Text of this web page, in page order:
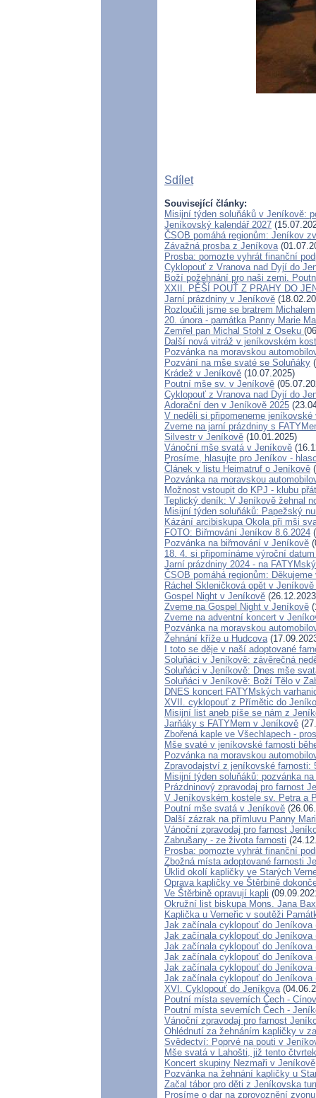
Sdílet
Související články:
Misijní týden soluňáků v Jeníkově:
Jeníkovský kalendář 2027
ČSOB pomáhá regionům: Jeníkov
Závažná prosba z Jeníkova
Prosba: pomozte vyhrát finanční
Cyklopouť z Vranova nad Dyjí do
Boží požehnání pro naši zemi.
XXII. PĚŠÍ POUŤ Z PRAHY DO
Jarní prázdniny v Jeníkově
Rozloučili jsme se bratrem Michalem
20. února - památka Panny Marie
Zemřel pan Michal Stohl z Oseku
Další nová vitráž v jeníkovském
Pozvánka na moravskou
Pozvání na mše svaté se Soluňáky
Krádež v Jeníkově (10.07.2025)
Poutní mše sv. v Jeníkově
Cyklopouť z Vranova nad Dyjí do
Adorační den v Jeníkově 2025
V neděli si připomeneme jeníkovské
Zveme na jarní prázdniny s
Silvestr v Jeníkově (10.01.2025)
Vánoční mše svatá v Jeníkově
Prosíme, hlasujte pro Jeníkov -
Článek v listu Heimatruf o Jeníkově
Pozvánka na moravskou
Možnost vstoupit do KPJ - klubu
Teplický deník: V Jeníkově žehnal
Misijní týden soluňáků: Papežský
Kázání arcibiskupa Okola při mši
FOTO: Biřmování Jeníkov 8.6.2024
Pozvánka na biřmování v Jeníkově
18. 4. si připomínáme výroční
Jarní prázdniny 2024 - na
ČSOB pomáhá regionům: Děkujeme
Ráchel Skleničková opět v
Gospel Night v Jeníkově
Zveme na Gospel Night v Jeníkově
Zveme na adventní koncert v
Pozvánka na moravskou
Žehnání kříže u Hudcova
I toto se děje v naší adoptované
Soluňáci v Jeníkově: závěrečná
Soluňáci v Jeníkově: Dnes mše
Soluňáci v Jeníkově: Boží Tělo v
DNES koncert FATYMských
XVII. cyklopouť z Přímětic do
Misijní list aneb píše se nám z
Jarňáky s FATYMem v Jeníkově
Zbořená kaple ve Všechlapech -
Mše svaté v jeníkovské farnosti
Pozvánka na moravskou
Zpravodajství z jeníkovské farnosti:
Misijní týden soluňáků: pozvánka
Prázdninový zpravodaj pro farnost
V Jeníkovském kostele sv. Petra a
Poutní mše svatá v Jeníkově
Další zázrak na přímluvu Panny
Vánoční zpravodaj pro farnost
Zabrušany - ze života farnosti
Prosba: pomozte vyhrát finanční
Zbožná místa adoptované farnosti
Úklid okolí kapličky ve Starých
Oprava kapličky ve Štěrbině
Ve Štěrbině opravují kapli
Okružní list biskupa Mons. Jana
Kaplička u Verneřic v soutěži
Jak začínala cyklopouť do Jeníkova
Jak začínala cyklopouť do Jeníkova
Jak začínala cyklopouť do Jeníkova
Jak začínala cyklopouť do Jeníkova
Jak začínala cyklopouť do Jeníkova
Jak začínala cyklopouť do Jeníkova
XVI. Cyklopouť do Jeníkova
Poutní místa severních Čech -
Poutní místa severních Čech -
Vánoční zpravodaj pro farnost
Ohlédnutí za žehnáním kapličky v
Svědectví: Poprvé na pouti v
Mše svatá v Lahošti, již tento čtvrtek
Koncert skupiny Nezmaři v Jeníkově
Pozvánka na žehnání kapličky u
Začal tábor pro děti z Jeníkovska
Prosíme o dar na zprovoznění zvonu